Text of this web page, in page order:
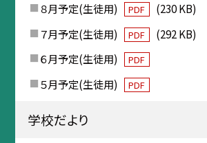
８月予定(生徒用) PDF
(230 KB)
７月予定(生徒用)
PDF
(292 KB)
６月予定(生徒用)
PDF
５月予定(生徒用) PDF
学校だより